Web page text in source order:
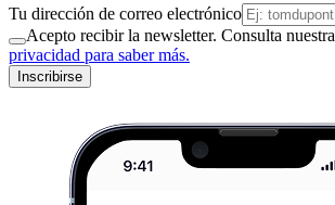
Tu dirección de correo electrónico
Acepto recibir la newsletter. Consulta nuestra
privacidad para saber más.
Inscribirse